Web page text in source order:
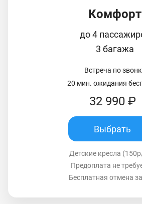
Комфорт
до 4
3 багажа
Встреча по
20 мин. ожидания
32 990 ₽
Выбрать
Детские кресла
Предоплата не
Бесплатная отмена